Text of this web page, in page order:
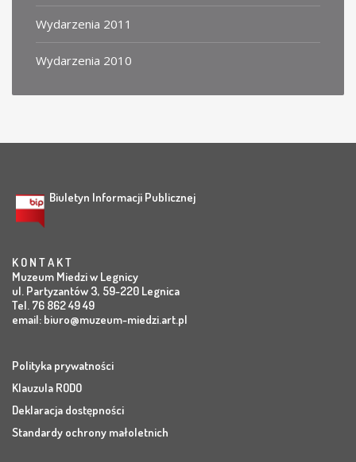
Wydarzenia 2011
Wydarzenia 2010
Biuletyn Informacji Publicznej
K O N T A K T
Muzeum Miedzi w Legnicy
ul. Partyzantów 3, 59-220 Legnica
Tel. 76 862 49 49
email: biuro@muzeum-miedzi.art.pl
Polityka prywatności
Klauzula RODO
Deklaracja dostępności
Standardy ochrony małoletnich